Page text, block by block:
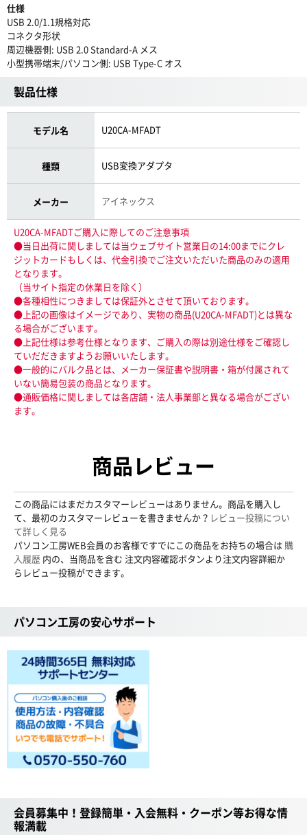
仕様
USB 2.0/1.1規格対応
コネクタ形状
周辺機器側: USB 2.0 Standard-A メス
小型携帯端末/パソコン側: USB Type-C オス
製品仕様
モデル名 U20CA-MFADT
種類 USB変換アダプタ
メーカー アイネックス
U20CA-MFADTご購入に際してのご注意事項
●当日出荷に関しましては当ウェブサイト営業日の14:00までにクレ
ジットカードもしくは、代金引換でご注文いただいた商品のみの適用
となります。
（当サイト指定の休業日を除く）
●各種相性につきましては保証外とさせて頂いております。
●上記の画像はイメージであり、実物の商品(U20CA-MFADT)とは異な
る場合がございます。
●上記仕様は参考仕様となります、ご購入の際は別途仕様をご確認し
ていだだきますようお願いいたします。
●一般的にバルク品とは、メーカー保証書や説明書・箱が付属されて
いない簡易包装の商品となります。
●通販価格に関しましては各店舗・法人事業部と異なる場合がござい
ます。
商品レビュー
この商品にはまだカスタマーレビューはありません。商品を購入し
て、最初のカスタマーレビューを書きませんか？ レビュー投稿につい
て詳しく見る
パソコン工房WEB会員のお客様ですでにこの商品をお持ちの場合は 購
入履歴 内の、当商品を含む 注文内容確認ボタンより注文内容詳細か
らレビュー投稿ができます。
パソコン工房の安心サポート
会員募集中！登録簡単・入会無料・クーポン等お得な情
報満載